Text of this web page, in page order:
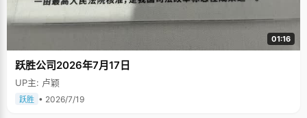
01:16
跃胜公司2026年7月17日
UP主: 卢颖
跃胜 • 2026/7/19